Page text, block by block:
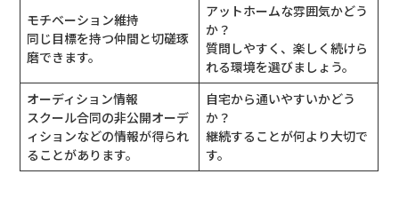
モチベーション維持
同じ目標を持つ仲間と切磋琢
磨できます。
アットホームな雰囲気かどう
か？
質問しやすく、楽しく続けら
れる環境を選びましょう。
オーディション情報
スクール合同の非公開オーデ
ィションなどの情報が得られ
ることがあります。
自宅から通いやすいかどう
か？
継続することが何より大切で
す。